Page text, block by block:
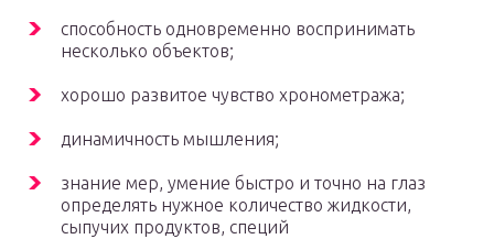
способность одновременно воспринимать
несколько объектов;
хорошо развитое чувство хронометража;
динамичность мышления;
знание мер, умение быстро и точно на глаз
определять нужное количество жидкости,
сыпучих продуктов, специй